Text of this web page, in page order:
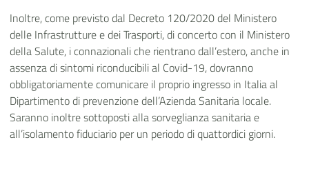
Inoltre, come previsto dal Decreto 120/2020 del Ministero
delle Infrastrutture e dei Trasporti, di concerto con il Ministero
della Salute, i connazionali che rientrano dall’estero, anche in
assenza di sintomi riconducibili al Covid-19, dovranno
obbligatoriamente comunicare il proprio ingresso in Italia al
Dipartimento di prevenzione dell’Azienda Sanitaria locale.
Saranno inoltre sottoposti alla sorveglianza sanitaria e
all’isolamento fiduciario per un periodo di quattordici giorni.